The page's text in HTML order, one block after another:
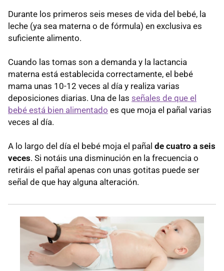
Durante los primeros seis meses de vida del bebé, la
leche (ya sea materna o de fórmula) en exclusiva es
suficiente alimento.
Cuando las tomas son a demanda y la lactancia
materna está establecida correctamente, el bebé
mama unas 10-12 veces al día y realiza varias
deposiciones diarias. Una de las señales de que el
bebé está bien alimentado es que moja el pañal varias
veces al día.
A lo largo del día el bebé moja el pañal de cuatro a seis
veces. Si notáis una disminución en la frecuencia o
retiráis el pañal apenas con unas gotitas puede ser
señal de que hay alguna alteración.